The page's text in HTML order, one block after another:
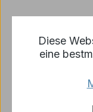
1 x Micro SD
Diese
eine